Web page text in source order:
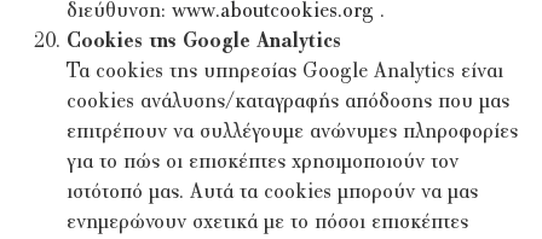
διεύθυνση: www.aboutcookies.org .
Cookies της Google Analytics
Τα cookies της υπηρεσίας Google Analytics είναι
cookies ανάλυσης/καταγραφής απόδοσης που μας
επιτρέπουν να συλλέγουμε ανώνυμες πληροφορίες
για το πώς οι επισκέπτες χρησιμοποιούν τον
ιστότοπό μας. Αυτά τα cookies μπορούν να μας
ενημερώνουν σχετικά με το πόσοι επισκέπτες